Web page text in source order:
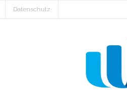
Datenschutz